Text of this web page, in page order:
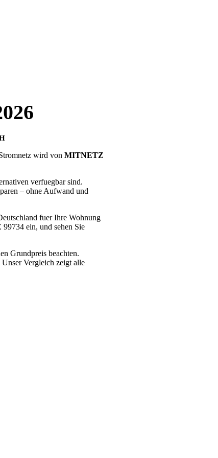
wird von MITNETZ
verfuegbar sind.
– ohne Aufwand und
fuer Ihre Wohnung
ein, und sehen Sie
Grundpreis beachten.
Vergleich zeigt alle